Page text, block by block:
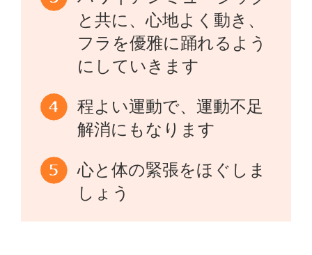
と共に、心地よく動き、
フラを優雅に踊れるよう
にしていきます
程よい運動で、運動不足
解消にもなります
心と体の緊張をほぐしま
しょう